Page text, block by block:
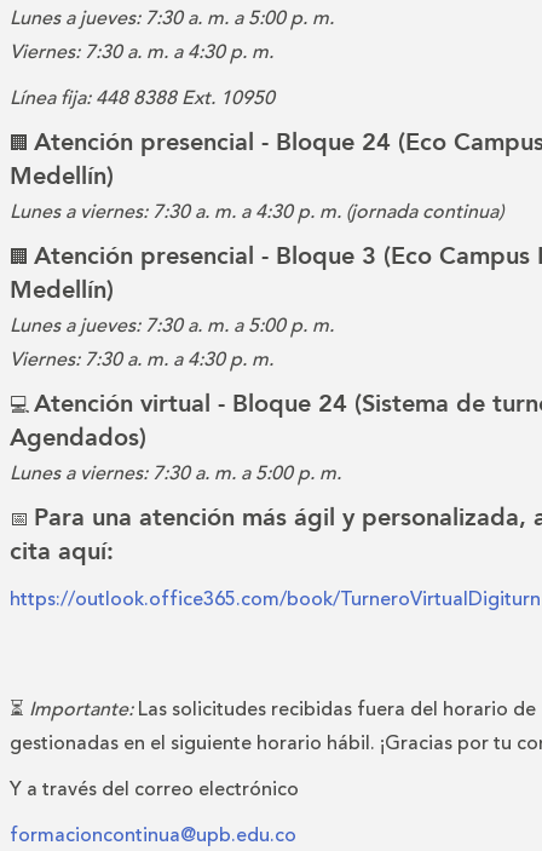
Lunes a jueves: 7:30 a. m. a 5:00 p. m.
Viernes: 7:30 a. m. a 4:30 p. m.
Línea fija: 448 8388 Ext. 10950
🏢 Atención presencial - Bloque 24 (Eco
Medellín)
Lunes a viernes: 7:30 a. m. a 4:30 p. m. (jornada continua)
🏢 Atención presencial - Bloque 3 (Eco Campus
Medellín)
Lunes a jueves: 7:30 a. m. a 5:00 p. m.
Viernes: 7:30 a. m. a 4:30 p. m.
💻Atención virtual - Bloque 24 (Sistema de
Agendados)
Lunes a viernes: 7:30 a. m. a 5:00 p. m.
📅 Para una atención más ágil y personalizada,
cita aquí:
https://outlook.office365.com/book/
⏳ Importante:Las solicitudes recibidas fuera del horario de
gestionadas en el siguiente horario hábil. ¡Gracias por tu
Y a través del correo electrónico
formacioncontinua@upb.edu.co